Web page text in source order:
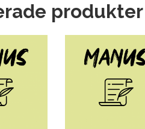
produkter